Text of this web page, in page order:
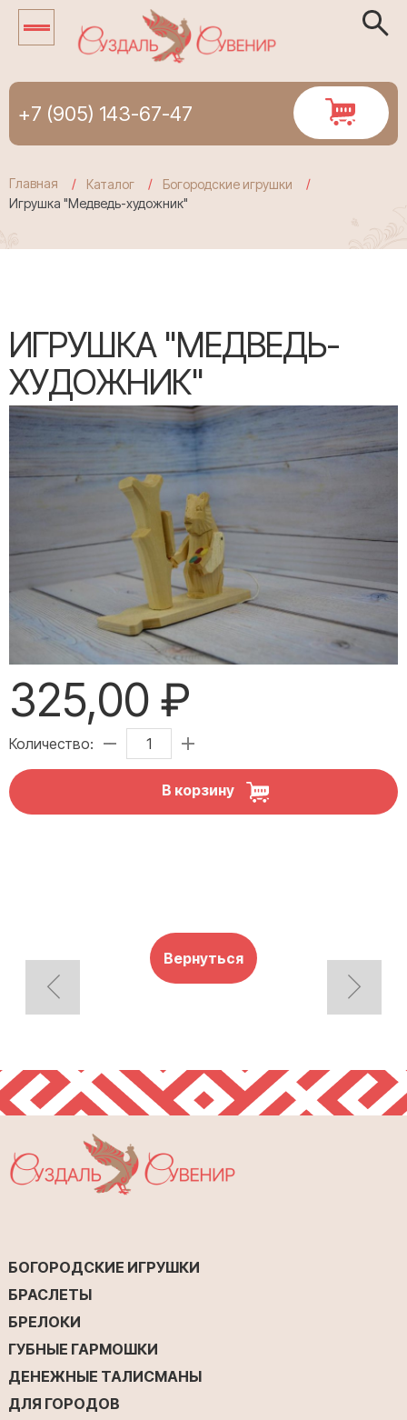
+7 (905) 143-67-47
Главная Каталог
Богородские игрушки
Игрушка "Медведь-художник"
ИГРУШКА "МЕДВЕДЬ-
ХУДОЖНИК"
325,00 ₽
Количество:
В корзину
Вернуться
БОГОРОДСКИЕ ИГРУШКИ
БРАСЛЕТЫ
БРЕЛОКИ
ГУБНЫЕ ГАРМОШКИ
ДЕНЕЖНЫЕ ТАЛИСМАНЫ
ДЛЯ ГОРОДОВ